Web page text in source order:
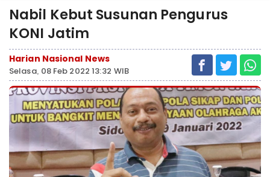
Nabil Kebut Susunan Pengurus
KONI Jatim
Harian Nasional News
Selasa, 08 Feb 2022 13:32 WIB